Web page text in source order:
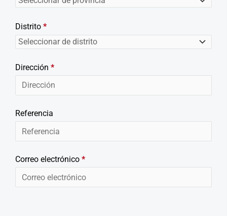
Distrito *
Dirección *
Referencia
Correo electrónico *